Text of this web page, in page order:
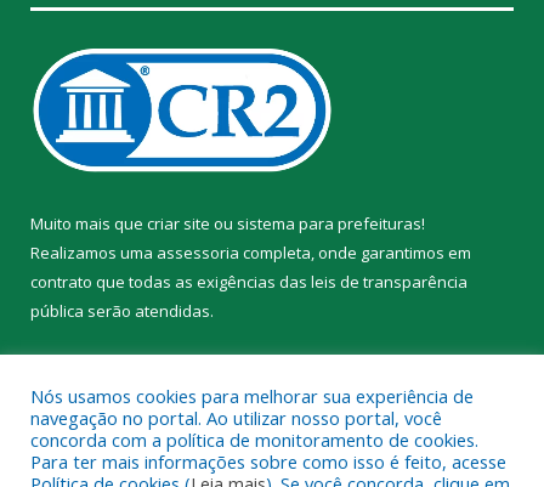
Muito mais que criar site ou sistema para prefeituras!
Realizamos uma assessoria completa, onde garantimos em
contrato que todas as exigências das leis de transparência
pública serão atendidas.
Nós usamos cookies para melhorar sua experiência de
navegação no portal. Ao utilizar nosso portal, você
concorda com a política de monitoramento de cookies.
Para ter mais informações sobre como isso é feito, acesse